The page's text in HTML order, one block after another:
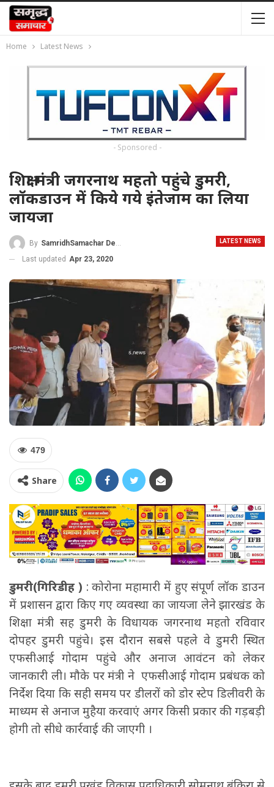
Home Latest News
- Sponsored -
शिक्षा मंत्री जगरनाथ महतो पहुंचे डुमरी,
लॉकडाउन में किये गये इंतेजाम का लिया
जायजा
LATEST NEWS
By SamridhSamachar Desk
Last updated Apr 23, 2020
479
Share
डुमरी(गिरिडीह ) : कोरोना महामारी में हुए संपूर्ण लॉक डाउन
में प्रशासन द्वारा किए गए व्यवस्था का जायजा लेने झारखंड के
शिक्षा मंत्री सह डुमरी के विधायक जगरनाथ महतो रविवार
दोपहर डुमरी पहुंचे। इस दौरान सबसे पहले वे डुमरी स्थित
एफसीआई गोदाम पहुंचे और अनाज आवंटन को लेकर
जानकारी ली। मौके पर मंत्री ने एफसीआई गोदाम प्रबंधक को
निर्देश दिया कि सही समय पर डीलरों को डोर स्टेप डिलीवरी के
माध्यम से अनाज मुहैया करवाएं अगर किसी प्रकार की गड़बड़ी
होगी तो सीधे कार्रवाई की जाएगी ।